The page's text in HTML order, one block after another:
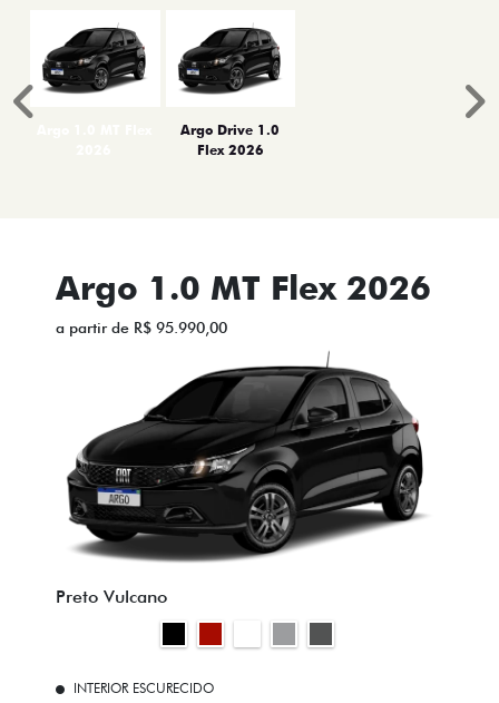
Argo Drive 1.0
Flex 2026
Anterior
Argo 1.0 MT Flex 2026
a partir de R$ 95.990,00
Preto Vulcano
INTERIOR ESCURECIDO